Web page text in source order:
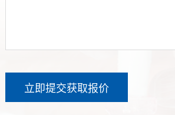
立即提交获取报价